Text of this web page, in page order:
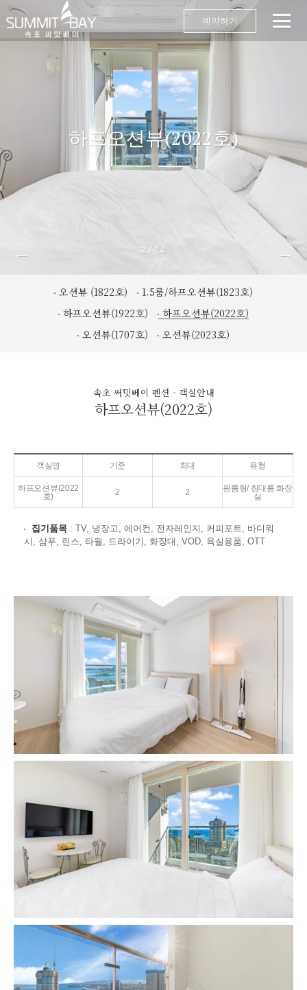
예약하기
하프오션뷰(2022호)
← 2 / 14 →
오션뷰 (1822호)
1.5룸/하프오션뷰(1823호)
하프오션뷰(1922호)
하프오션뷰(2022호)
오션뷰(1707호)
오션뷰(2023호)
속초 써밋베이 펜션 - 객실안내
하프오션뷰(2022호)
객실명 기준 최대 유형
하프오션뷰(2022
호)
2 2
원룸형/ 침대룸 화장
실
집기품목 : TV, 냉장고, 에어컨, 전자레인지, 커피포트, 바디워
시, 샴푸, 린스, 타월, 드라이기, 화장대, VOD, 욕실용품, OTT